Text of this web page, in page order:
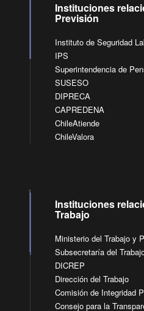
Instituciones
Previsión
Instituto de Seguridad
IPS
Superintendencia de
SUSESO
DIPRECA
CAPREDENA
ChileAtiende
ChileValora
Instituciones
Trabajo
Ministerio del Trabajo y
Subsecretaría del
DICREP
Dirección del Trabajo
Comisión de Integridad
Consejo para la